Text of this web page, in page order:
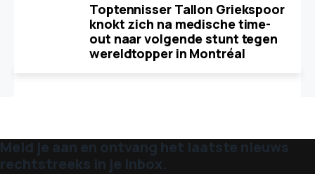
Toptennisser Tallon Griekspoor
knokt zich na medische time-
out naar volgende stunt tegen
wereldtopper in Montréal
Meld je aan en ontvang het laatste nieuws
rechtstreeks in je inbox.